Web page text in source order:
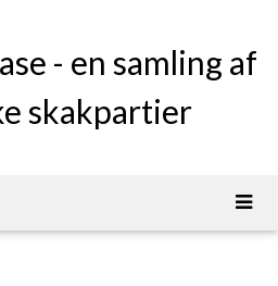
- en samling af
skakpartier